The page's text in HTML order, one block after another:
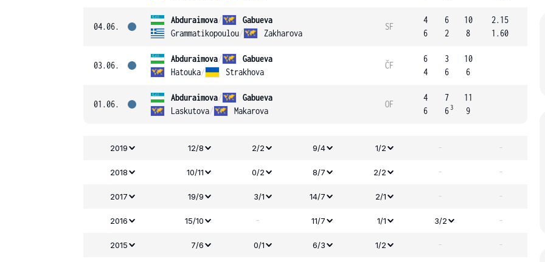
04.06.
Abduraimova/
Gabueva
Grammatikopoulou/ Zakharova
SF
4
6
6
2
10
8
2.15
1.60
03.06.
Abduraimova/
Gabueva
Hatouka/ Strakhova
ČF
6
4
3
6
10
6
01.06.
Abduraimova/
Gabueva
Laskutova/ Makarova
OF
4
6
7
6 3
11
9
2019 12/8 2/2 9/4 1/2 - -
2018 10/11 0/2 8/7 2/2 - -
2017 19/9 3/1 14/7 2/1 - -
2016 15/10 - 11/7 1/1 3/2 -
2015 7/6 0/1 6/3 1/2 - -